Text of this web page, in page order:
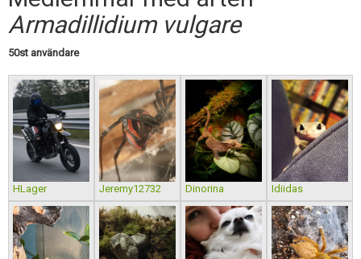
Armadillidium vulgare
50st användare
HLager Jeremy12732 Dinorina Idiidas